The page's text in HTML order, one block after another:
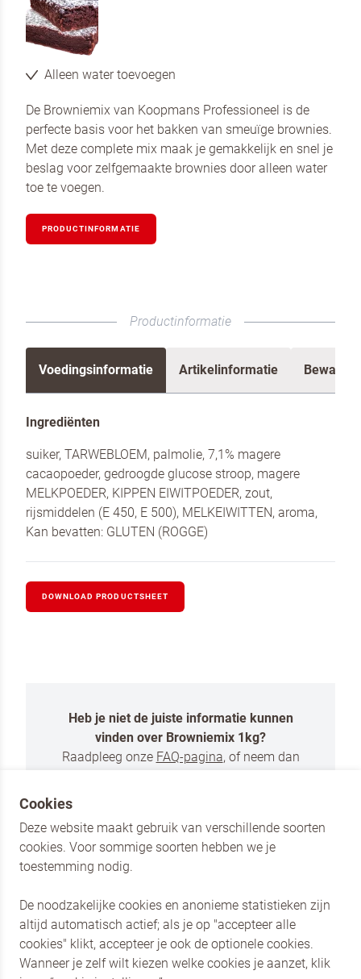
Alleen water toevoegen
De Browniemix van Koopmans Professioneel is de
perfecte basis voor het bakken van smeuïge brownies.
Met deze complete mix maak je gemakkelijk en snel je
beslag voor zelfgemaakte brownies door alleen water
toe te voegen.
PRODUCTINFORMATIE
Productinformatie
Voedingsinformatie Artikelinformatie Bewaren
Ingrediënten
suiker, TARWEBLOEM, palmolie, 7,1% magere
cacaopoeder, gedroogde glucose stroop, magere
MELKPOEDER, KIPPEN EIWITPOEDER, zout,
rijsmiddelen (E 450, E 500), MELKEIWITTEN, aroma,
Kan bevatten: GLUTEN (ROGGE)
DOWNLOAD PRODUCTSHEET
Heb je niet de juiste informatie kunnen
vinden over Browniemix 1kg?
Raadpleeg onze FAQ-pagina, of neem dan
NEEM CONTACT MET ONS OP
afbeelding van de
Ik ben een horeca professional
Ja, houd mij op de hoogte van nieuws en acties
van Koopmans Professioneel en Dr. Oetker
Professional
Dr. Oetker Nederland
Dr. Oetker Professional
Cookies
Deze website maakt gebruik van verschillende soorten
cookies. Voor sommige soorten hebben we je
toestemming nodig.
De noodzakelijke cookies en anonieme statistieken zijn
altijd automatisch actief; als je op "accepteer alle
cookies" klikt, accepteer je ook de optionele cookies.
Wanneer je zelf wilt kiezen welke cookies je aanzet, klik